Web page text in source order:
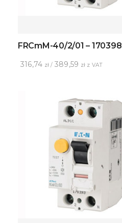
FRCmM-40/2/01 – 170398
316,74 zł / 389,59 zł z VAT